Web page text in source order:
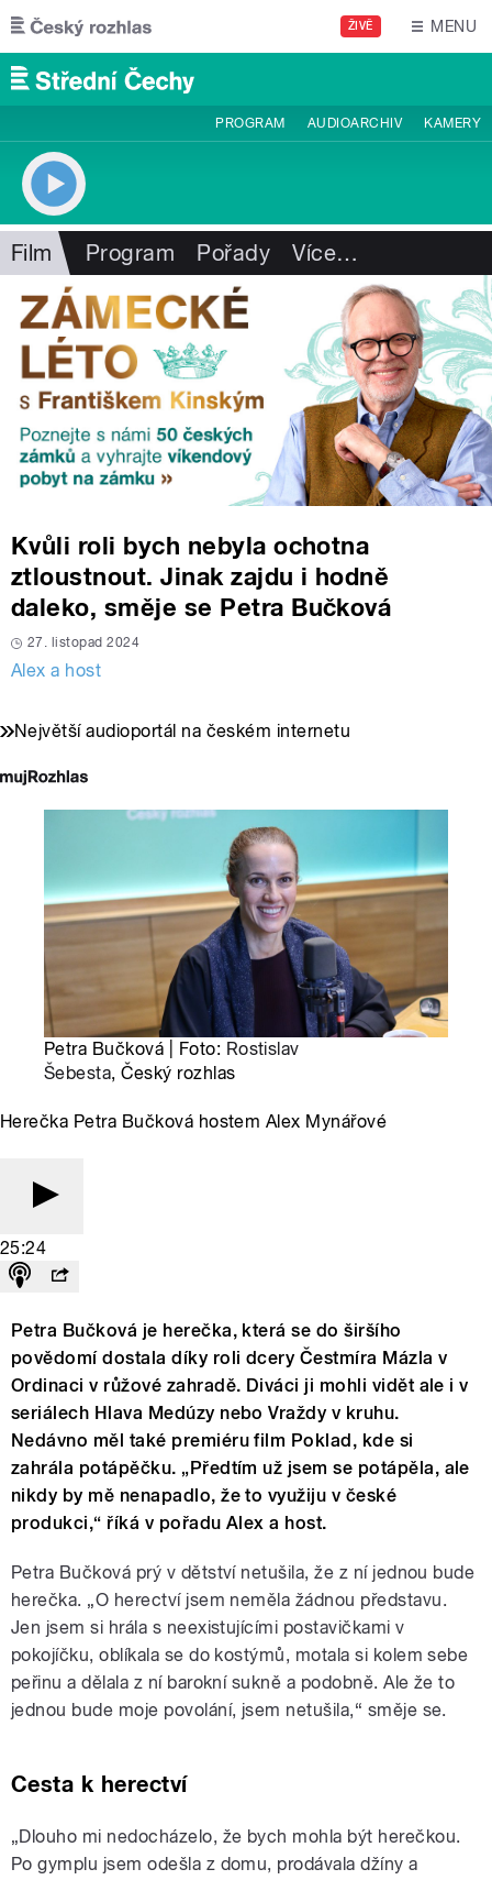
Přejít k hlavnímu obsahu
ŽIVĚ MENU
PROGRAM AUDIOARCHIV KAMERY
Film Program Pořady Více…
Kvůli roli bych nebyla ochotna
ztloustnout. Jinak zajdu i hodně
daleko, směje se Petra Bučková
27. listopad 2024
Alex a host
Největší audioportál na českém internetu
Petra Bučková | Foto: Rostislav
Šebesta, Český rozhlas
Herečka Petra Bučková hostem Alex Mynářové
25:24
Petra Bučková je herečka, která se do širšího
povědomí dostala díky roli dcery Čestmíra Mázla v
Ordinaci v růžové zahradě. Diváci ji mohli vidět ale i v
seriálech Hlava Medúzy nebo Vraždy v kruhu.
Nedávno měl také premiéru film Poklad, kde si
zahrála potápěčku. „Předtím už jsem se potápěla, ale
nikdy by mě nenapadlo, že to využiju v české
produkci,“ říká v pořadu Alex a host.
Petra Bučková prý v dětství netušila, že z ní jednou bude
herečka. „O herectví jsem neměla žádnou představu.
Jen jsem si hrála s neexistujícími postavičkami v
pokojíčku, oblíkala se do kostýmů, motala si kolem sebe
peřinu a dělala z ní barokní sukně a podobně. Ale že to
jednou bude moje povolání, jsem netušila,“ směje se.
Cesta k herectví
„Dlouho mi nedocházelo, že bych mohla být herečkou.
Po gymplu jsem odešla z domu, prodávala džíny a